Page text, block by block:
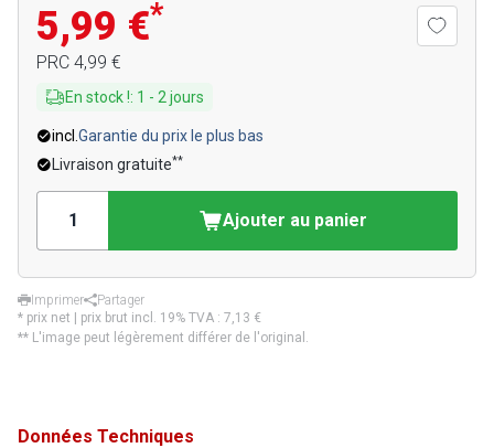
5,99 €*
PRC 4,99 €
En stock !: 1 - 2 jours
incl. Garantie du prix le plus bas
Livraison gratuite**
Ajouter au panier
Imprimer
Partager
* prix net | prix brut incl. 19% TVA : 7,13 €
** L'image peut légèrement différer de l'original.
Données Techniques